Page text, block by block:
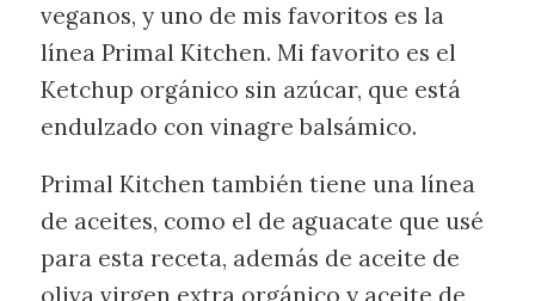
veganos, y uno de mis favoritos es la
línea Primal Kitchen. Mi favorito es el
Ketchup orgánico sin azúcar, que está
endulzado con vinagre balsámico.
Primal Kitchen también tiene una línea
de aceites, como el de aguacate que usé
para esta receta, además de aceite de
oliva virgen extra orgánico y aceite de